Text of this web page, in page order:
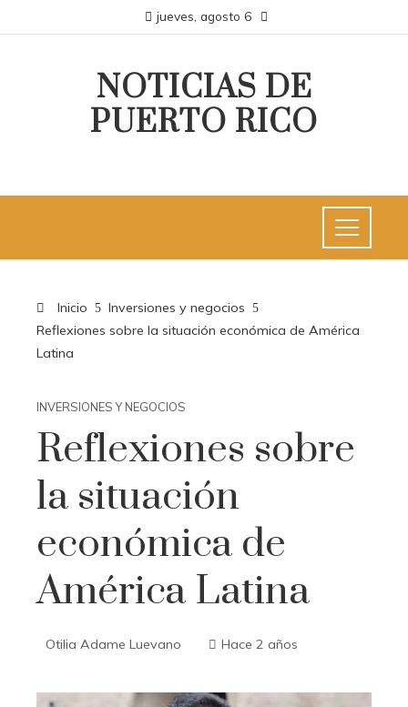
jueves, agosto 6
NOTICIAS DE
PUERTO RICO
Inicio
Inversiones y negocios
Reflexiones sobre la situación económica de América
Latina
INVERSIONES Y NEGOCIOS
Reflexiones sobre
la situación
económica de
América Latina
Otilia Adame Luevano Hace 2 años